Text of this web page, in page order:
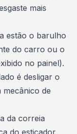
mais
estão o barulho
do carro ou o
no painel).
é desligar o
de
da correia
do esticador,